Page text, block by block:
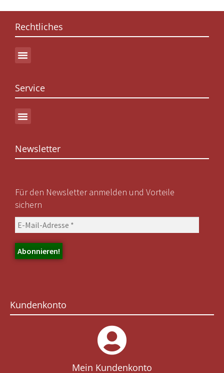
Rechtliches
Service
Newsletter
Für den Newsletter anmelden und Vorteile
sichern
Kundenkonto
Mein Kundenkonto